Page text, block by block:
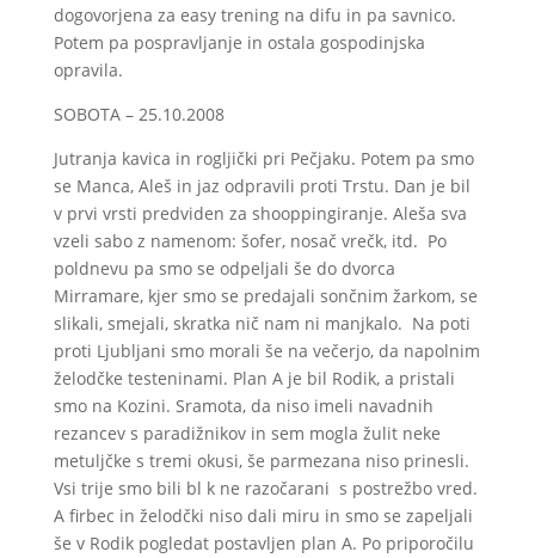
dogovorjena za easy trening na difu in pa savnico.
Potem pa pospravljanje in ostala gospodinjska
opravila.
SOBOTA – 25.10.2008
Jutranja kavica in rogljički pri Pečjaku. Potem pa smo
se Manca, Aleš in jaz odpravili proti Trstu. Dan je bil
v prvi vrsti predviden za shooppingiranje. Aleša sva
vzeli sabo z namenom: šofer, nosač vrečk, itd. Po
poldnevu pa smo se odpeljali še do dvorca
Mirramare, kjer smo se predajali sončnim žarkom, se
slikali, smejali, skratka nič nam ni manjkalo. Na poti
proti Ljubljani smo morali še na večerjo, da napolnim
želodčke testeninami. Plan A je bil Rodik, a pristali
smo na Kozini. Sramota, da niso imeli navadnih
rezancev s paradižnikov in sem mogla žulit neke
metuljčke s tremi okusi, še parmezana niso prinesli.
Vsi trije smo bili bl k ne razočarani s postrežbo vred.
A firbec in želodčki niso dali miru in smo se zapeljali
še v Rodik pogledat postavljen plan A. Po priporočilu